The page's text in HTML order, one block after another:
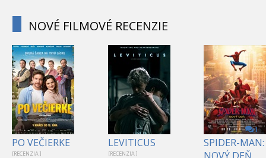
NOVÉ FILMOVÉ RECENZIE
PO VEČIERKE
[RECENZIA ]
LEVITICUS
[RECENZIA ]
1
SPIDER-MAN: